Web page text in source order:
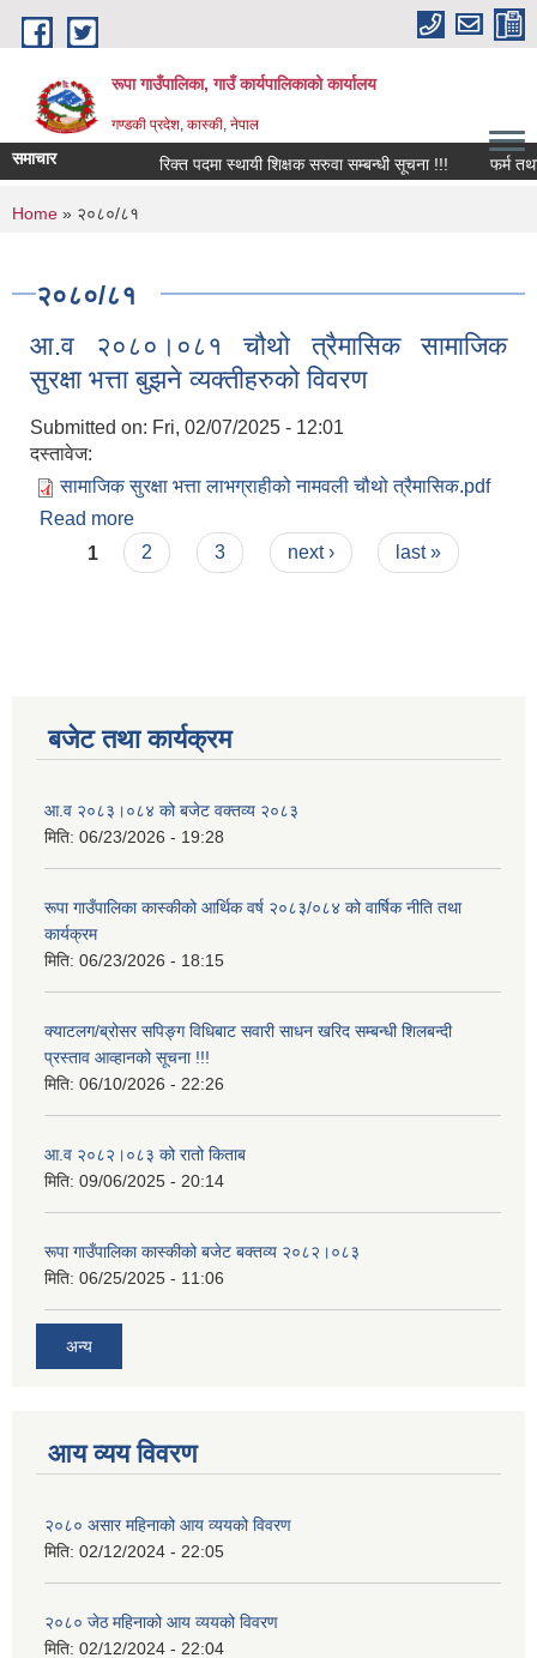
Skip to main content
रूपा गाउँपालिका, गाउँ कार्यपालिकाको कार्यालय
गण्डकी प्रदेश, कास्की, नेपाल
समाचार रिक्त पदमा स्थायी शिक्षक सरुवा सम्बन्धी सूचना !!! फर्म तथा
You are here
Home » २०८०/८१
२०८०/८१
आ.व २०८०।०८१ चौथो त्रैमासिक सामाजिक
सुरक्षा भत्ता बुझने व्यक्तीहरुको विवरण
Submitted on: Fri, 02/07/2025 - 12:01
दस्तावेज:
सामाजिक सुरक्षा भत्ता लाभग्राहीको नामवली चौथो त्रैमासिक.pdf
Read more
भत्ता बुझने व्यक्तीहरुको विवरण
Pages
1 2 3 next › last »
बजेट तथा कार्यक्रम
आ.व २०८३।०८४ को बजेट वक्तव्य २०८३
मिति: 06/23/2026 - 19:28
रूपा गाउँपालिका कास्कीको आर्थिक वर्ष २०८३/०८४ को वार्षिक नीति तथा
कार्यक्रम
मिति: 06/23/2026 - 18:15
क्याटलग/ब्रोसर सपिङ्ग विधिबाट सवारी साधन खरिद सम्बन्धी शिलबन्दी
प्रस्ताव आव्हानको सूचना !!!
मिति: 06/10/2026 - 22:26
आ.व २०८२।०८३ को रातो किताब
मिति: 09/06/2025 - 20:14
रूपा गाउँपालिका कास्कीको बजेट बक्तव्य २०८२।०८३
मिति: 06/25/2025 - 11:06
अन्य
आय व्यय विवरण
२०८० असार महिनाको आय व्ययको विवरण
मिति: 02/12/2024 - 22:05
२०८० जेठ महिनाको आय व्ययको विवरण
मिति: 02/12/2024 - 22:04